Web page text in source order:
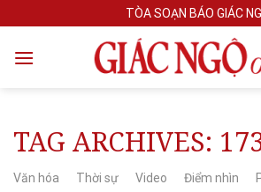
to
content
TÒA SOẠN BÁO GIÁC
TAG ARCHIVES:
Văn hóa Thời sự Video Điểm nhìn